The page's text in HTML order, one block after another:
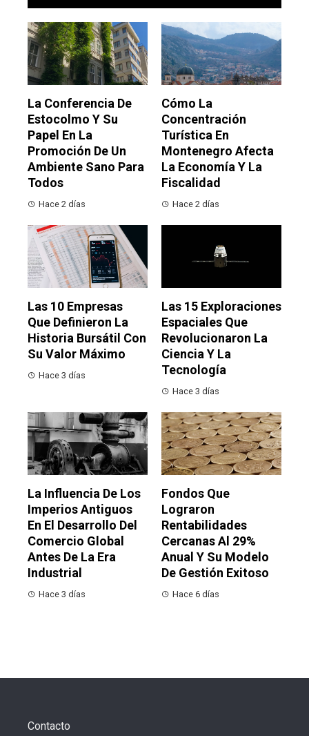
La Conferencia De
Estocolmo Y Su
Papel En La
Promoción De Un
Ambiente Sano Para
Todos
Hace 2 días
Cómo La
Concentración
Turística En
Montenegro Afecta
La Economía Y La
Fiscalidad
Hace 2 días
Las 10 Empresas
Que Definieron La
Historia Bursátil Con
Su Valor Máximo
Hace 3 días
Las 15 Exploraciones
Espaciales Que
Revolucionaron La
Ciencia Y La
Tecnología
Hace 3 días
La Influencia De Los
Imperios Antiguos
En El Desarrollo Del
Comercio Global
Antes De La Era
Industrial
Hace 3 días
Fondos Que
Lograron
Rentabilidades
Cercanas Al 29%
Anual Y Su Modelo
De Gestión Exitoso
Hace 6 días
Contacto